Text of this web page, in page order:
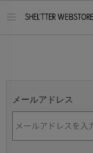
メールアドレス